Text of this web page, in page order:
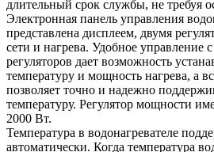
длительный срок службы, не требуя
Электронная панель управления
представлена дисплеем, двумя
сети и нагрева. Удобное управление
регуляторов дает возможность
температуру и мощность нагрева, а
позволяет точно и надежно
температуру. Регулятор мощности
2000 Вт.
Температура в водонагревателе
автоматически. Когда температура